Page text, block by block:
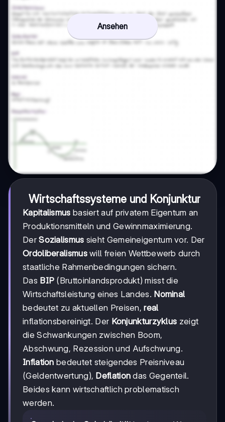
Ansehen
Wirtschaftssysteme und Konjunktur
Kapitalismus basiert auf privatem Eigentum an
Produktionsmitteln und Gewinnmaximierung.
DerSozialismus sieht Gemeineigentum vor. Der
Ordoliberalismuswill freien Wettbewerb durch
staatliche Rahmenbedingungen sichern.
Das BIP (Bruttoinlandsprodukt) misst die
Wirtschaftsleistung eines Landes. Nominal
bedeutet zu aktuellen Preisen,real
inflationsbereinigt. Der Konjunkturzyklus zeigt
die Schwankungen zwischen Boom,
Abschwung, Rezession und Aufschwung.
Inflation bedeutet steigendes Preisniveau
(Geldentwertung), Deflation das Gegenteil.
Beides kann wirtschaftlich problematisch
werden.